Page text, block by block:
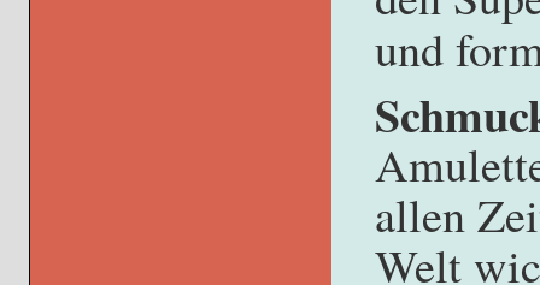
und
allen
Welt